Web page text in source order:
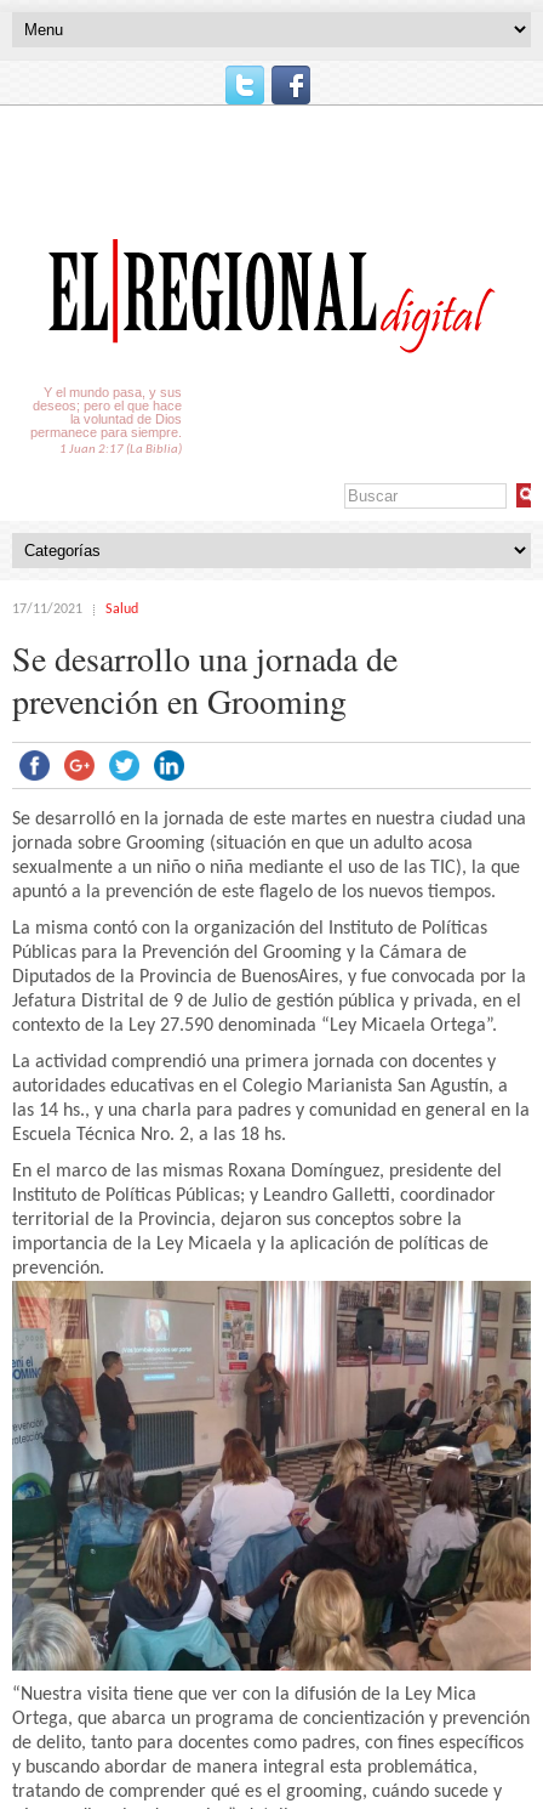
Y el mundo pasa, y sus
deseos; pero el que hace
la voluntad de Dios
permanece para siempre.
1 Juan 2:17 (La Biblia)
17/11/2021 Salud
Se desarrollo una jornada de
prevención en Grooming
Se desarrolló en la jornada de este martes en nuestra ciudad una
jornada sobre Grooming (situación en que un adulto acosa
sexualmente a un niño o niña mediante el uso de las TIC), la que
apuntó a la prevención de este flagelo de los nuevos tiempos.
La misma contó con la organización del Instituto de Políticas
Públicas para la Prevención del Grooming y la Cámara de
Diputados de la Provincia de BuenosAires, y fue convocada por la
Jefatura Distrital de 9 de Julio de gestión pública y privada, en el
contexto de la Ley 27.590 denominada “Ley Micaela Ortega”.
La actividad comprendió una primera jornada con docentes y
autoridades educativas en el Colegio Marianista San Agustín, a
las 14 hs., y una charla para padres y comunidad en general en la
Escuela Técnica Nro. 2, a las 18 hs.
En el marco de las mismas Roxana Domínguez, presidente del
Instituto de Políticas Públicas; y Leandro Galletti, coordinador
territorial de la Provincia, dejaron sus conceptos sobre la
importancia de la Ley Micaela y la aplicación de políticas de
prevención.
“Nuestra visita tiene que ver con la difusión de la Ley Mica
Ortega, que abarca un programa de concientización y prevención
de delito, tanto para docentes como padres, con fines específicos
y buscando abordar de manera integral esta problemática,
tratando de comprender qué es el grooming, cuándo sucede y